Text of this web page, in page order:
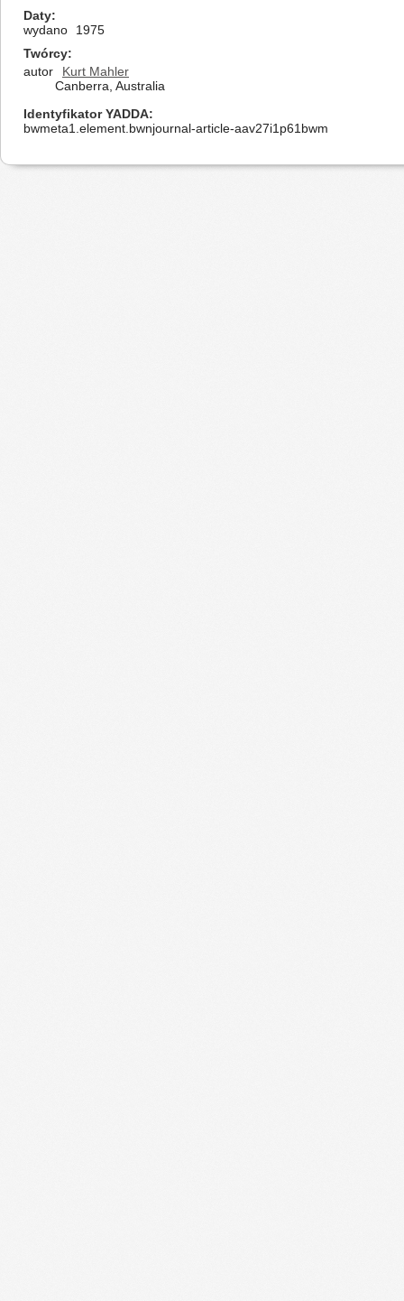
Daty
wydano
1975
Twórcy
autor
Kurt Mahler
Canberra, Australia
Identyfikator YADDA
bwmeta1.element.bwnjournal-article-aav27i1p61bwm